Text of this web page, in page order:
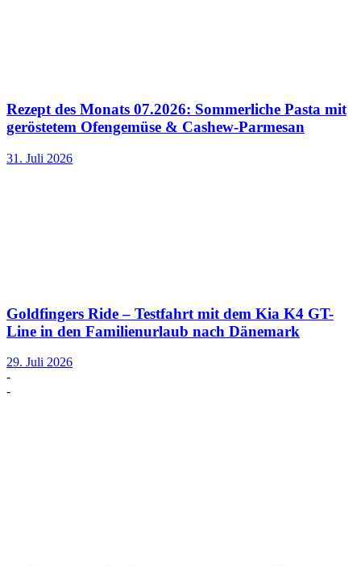
Rezept des Monats 07.2026: Sommerliche Pasta mit
geröstetem Ofengemüse & Cashew-Parmesan
31. Juli 2026
Goldfingers Ride – Testfahrt mit dem Kia K4 GT-
Line in den Familienurlaub nach Dänemark
29. Juli 2026
-
-